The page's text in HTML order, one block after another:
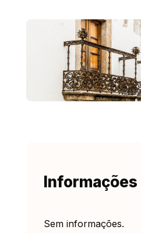
Informações
Sem informações.